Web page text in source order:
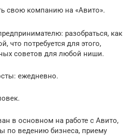
свою компанию на «Авито».
разобраться, как
что потребуется для этого,
советов для любой ниши.
ежедневно.
в основном на работе с Авито,
по ведению бизнеса, приему